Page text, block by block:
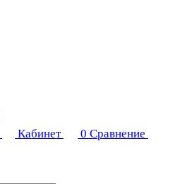
Кабинет 0 Сравнение